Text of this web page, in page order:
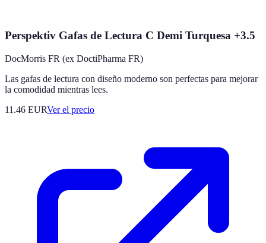
Perspektiv Gafas de Lectura C Demi Turquesa +3.5
DocMorris FR (ex DoctiPharma FR)
Las gafas de lectura con diseño moderno son perfectas para mejorar
la comodidad mientras lees.
11.46 EURVer el precio